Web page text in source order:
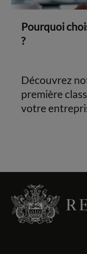
Pourquoi
?
Découvrez
première
votre